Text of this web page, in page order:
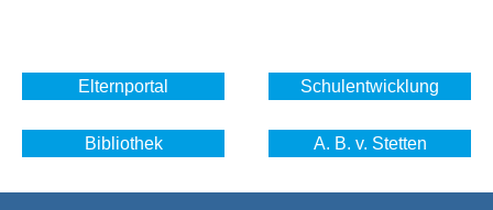
Elternportal Schulentwicklung
Bibliothek A. B. v. Stetten